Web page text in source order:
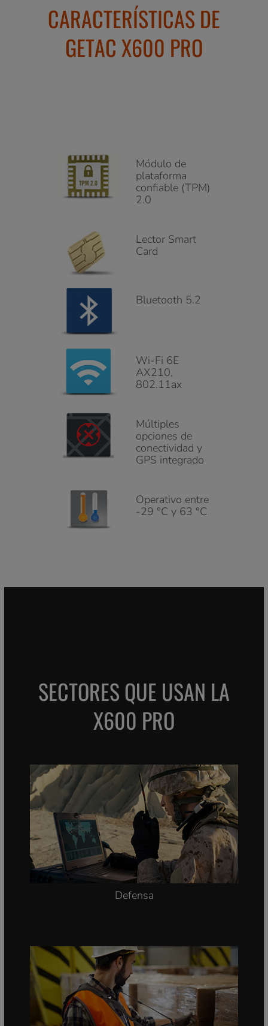
CARACTERÍSTICAS DE
GETAC X600 PRO
Módulo de
plataforma
confiable (TPM)
2.0
Lector Smart
Card
Bluetooth 5.2
Wi-Fi 6E
AX210,
802.11ax
Múltiples
opciones de
conectividad y
GPS integrado
Operativo entre
-29 °C y 63 °C
SECTORES QUE USAN LA
X600 PRO
Defensa